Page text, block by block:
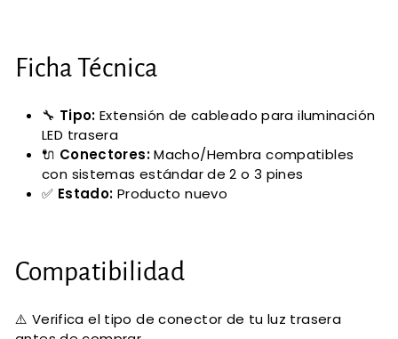
Ficha Técnica
🔧 Tipo: Extensión de cableado para iluminación
LED trasera
🔌 Conectores:Macho/Hembra compatibles
con sistemas estándar de 2 o 3 pines
✅ Estado: Producto nuevo
Compatibilidad
⚠️ Verifica el tipo de conector de tu luz trasera